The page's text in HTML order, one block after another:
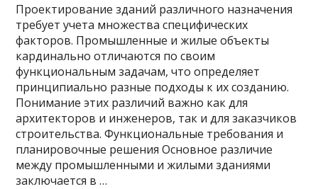
Проектирование зданий различного назначения
требует учета множества специфических
факторов. Промышленные и жилые объекты
кардинально отличаются по своим
функциональным задачам, что определяет
принципиально разные подходы к их созданию.
Понимание этих различий важно как для
архитекторов и инженеров, так и для заказчиков
строительства. Функциональные требования и
планировочные решения Основное различие
между промышленными и жилыми зданиями
заключается в …